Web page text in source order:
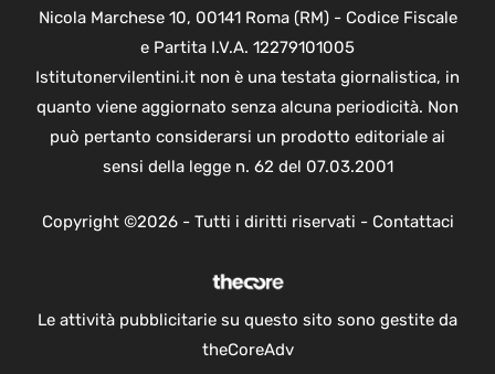
Nicola Marchese 10, 00141 Roma (RM) - Codice Fiscale
e Partita I.V.A. 12279101005
Istitutonervilentini.it non è una testata giornalistica, in
quanto viene aggiornato senza alcuna periodicità. Non
può pertanto considerarsi un prodotto editoriale ai
sensi della legge n. 62 del 07.03.2001
Copyright ©2026 - Tutti i diritti riservati - Contattaci
Le attività pubblicitarie su questo sito sono gestite da
theCoreAdv